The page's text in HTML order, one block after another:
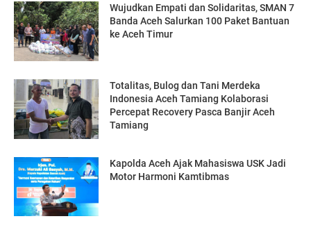
Wujudkan Empati dan Solidaritas, SMAN 7
Banda Aceh Salurkan 100 Paket Bantuan
ke Aceh Timur
Totalitas, Bulog dan Tani Merdeka
Indonesia Aceh Tamiang Kolaborasi
Percepat Recovery Pasca Banjir Aceh
Tamiang
Kapolda Aceh Ajak Mahasiswa USK Jadi
Motor Harmoni Kamtibmas